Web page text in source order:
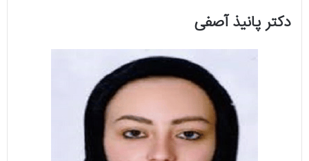
دکتر پانیذ آصفی